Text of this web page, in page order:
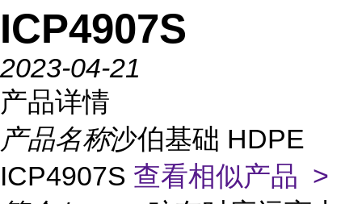
ICP4907S
2023-04-21
产品详情
产品名称沙伯基础 HDPE
ICP4907S 查看相似产品 >